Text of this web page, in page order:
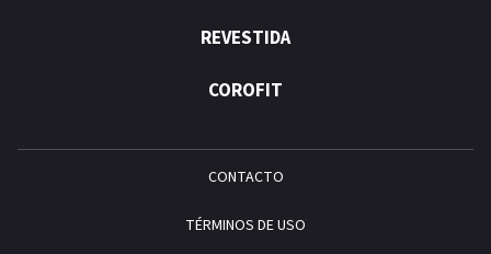
REVESTIDA
COROFIT
CONTACTO
TÉRMINOS DE USO